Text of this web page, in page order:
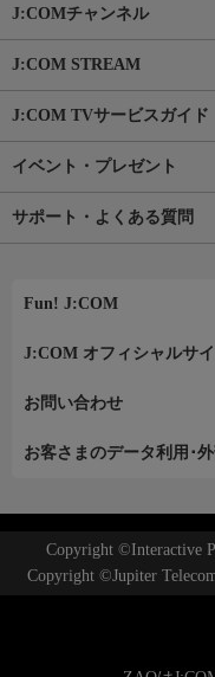
J:COMチャンネル
J:COM STREAM
J:COM TVサービスガイド
イベント・プレゼント
サポート・よくある質問
Fun! J:COM
J:COM オフィシャルサイ
お問い合わせ
お客さまのデータ利用･
Copyright ©Interactive
Copyright ©Jupiter